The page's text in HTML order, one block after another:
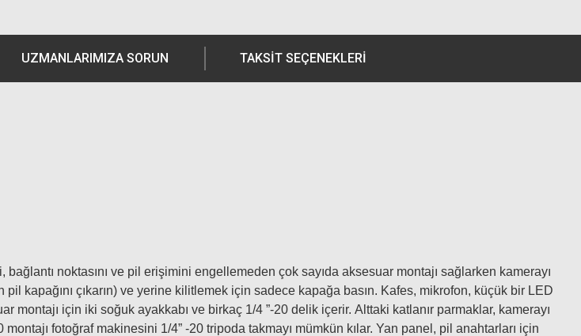
UZMANLARIMIZA SORUN TAKSIT SEÇENEKLERI
bağlantı noktasını ve pil erişimini engellemeden çok sayıda aksesuar montajı sağlarken kamerayı
kapağını çıkarın) ve yerine kilitlemek için sadece kapağa basın. Kafes, mikrofon, küçük bir LED
montajı için iki soğuk ayakkabı ve birkaç 1/4 ”-20 delik içerir. Alttaki katlanır parmaklar, kamerayı
fotoğraf makinesini 1/4” -20 tripoda takmayı mümkün kılar. Yan panel, pil anahtarları için